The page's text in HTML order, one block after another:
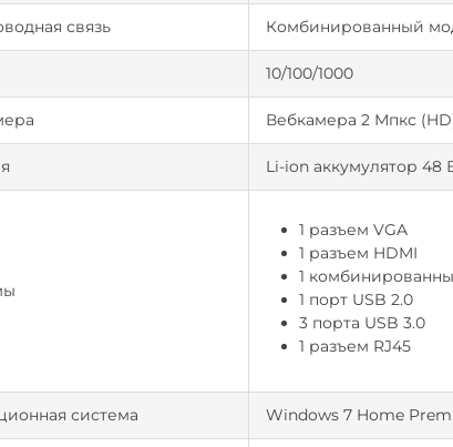
связь Комбинированный
10/100/1000
Вебкамера 2 Мпкс
Li-ion аккумулятор 48
1 разъем VGA
1 разъем HDMI
1
1 порт USB 2.0
3 порта USB 3.0
1 разъем RJ45
система Windows 7 Home